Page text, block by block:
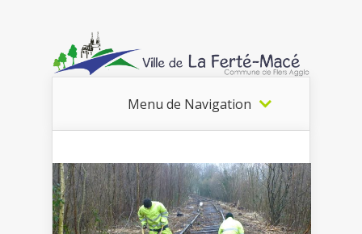
Menu de Navigation